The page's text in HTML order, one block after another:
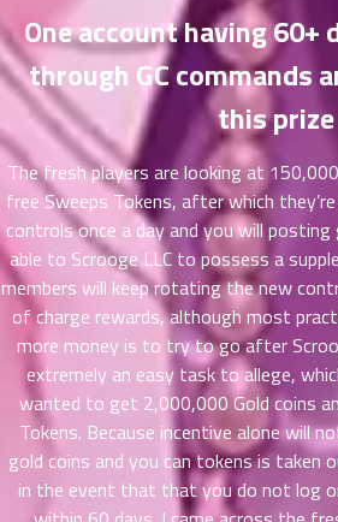
One account having 60+
through GC commands
this prize
The fresh players are looking at
free Sweeps Tokens, after which
controls once a day and you will posting
able to Scrooge LLC to possess a
members will keep rotating the new
of charge rewards, although most
more money is to try to go after
extremely an easy task to allege,
wanted to get 2,000,000 Gold coins
Tokens. Because incentive alone will
gold coins and you can tokens is taken
in the event that that you do not log
ที่
ม
32
ตอน
ที่
ม
33
ตอน
ที่
ม
34
ตอน
ที่
ม
35
ตอน
ที่
ม
36